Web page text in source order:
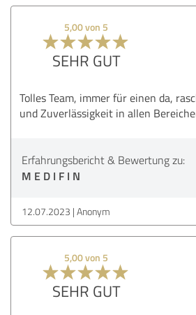
5,00 von 5
SEHR GUT
Tolles Team, immer für einen da,
und Zuverlässigkeit in allen
Erfahrungsbericht & Bewertung zu:
M E D I F I N
12.07.2023 Anonym
5,00 von 5
SEHR GUT